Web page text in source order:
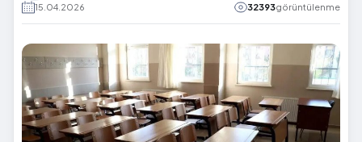
15.04.2026 32393görüntülenme